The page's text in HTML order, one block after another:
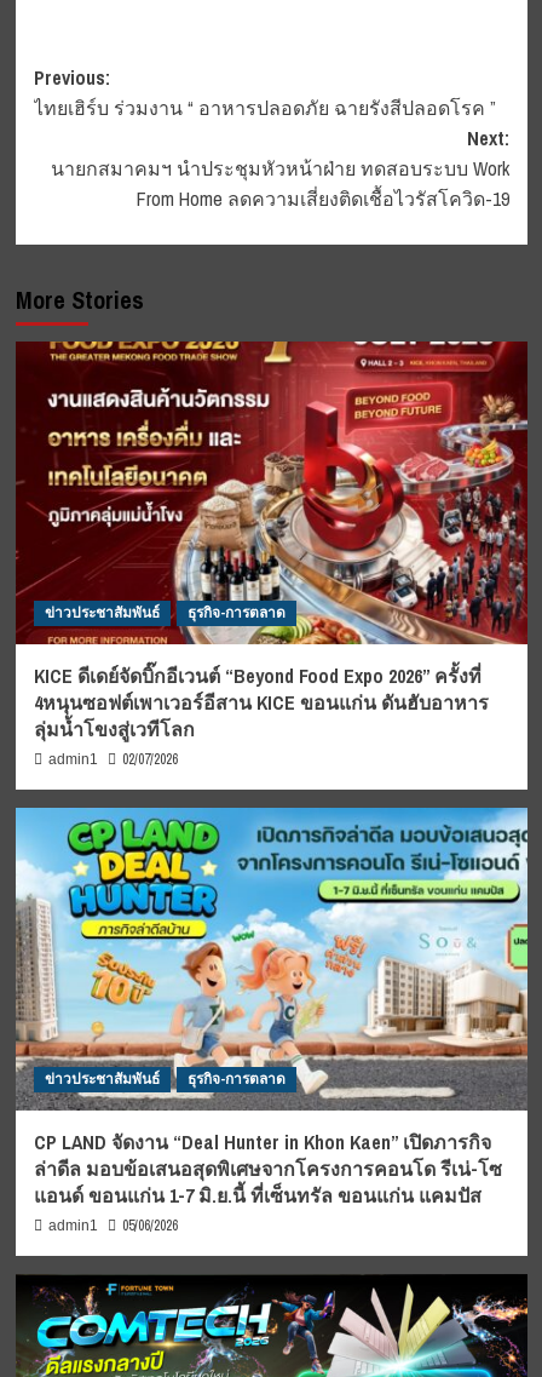
Post
navigation
Previous:
ไทยเฮิร์บ ร่วมงาน “ อาหารปลอดภัย ฉายรังสีปลอดโรค ”
Next:
นายกสมาคมฯ นำประชุมหัวหน้าฝ่าย ทดสอบระบบ Work
From Home ลดความเสี่ยงติดเชื้อไวรัสโควิด-19
More Stories
ข่าวประชาสัมพันธ์ ธุรกิจ-การตลาด
KICE ดีเดย์จัดบิ๊กอีเวนต์ “Beyond Food Expo 2026” ครั้งที่
4หนุนซอฟต์เพาเวอร์อีสาน KICE ขอนแก่น ดันฮับอาหาร
ลุ่มน้ำโขงสู่เวทีโลก
admin1 02/07/2026
ข่าวประชาสัมพันธ์ ธุรกิจ-การตลาด
CP LAND จัดงาน “Deal Hunter in Khon Kaen” เปิดภารกิจ
ล่าดีล มอบข้อเสนอสุดพิเศษจากโครงการคอนโด รีเน่-โซ
แอนด์ ขอนแก่น 1-7 มิ.ย.นี้ ที่เซ็นทรัล ขอนแก่น แคมปัส
admin1 05/06/2026